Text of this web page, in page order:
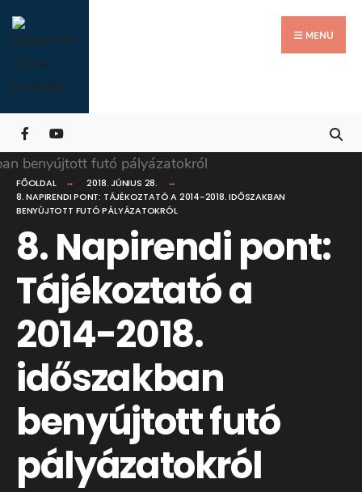
Skip
to
content
MENU
FŐOLDAL
2018. JÚNIUS 28.
8. NAPIRENDI PONT: TÁJÉKOZTATÓ A 2014-2018. IDŐSZAKBAN
BENYÚJTOTT FUTÓ PÁLYÁZATOKRÓL
8. Napirendi pont:
Tájékoztató a
2014-2018.
időszakban
benyújtott futó
pályázatokról
for:
Close